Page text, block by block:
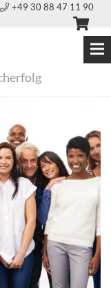
+49 30 88 47 11 90